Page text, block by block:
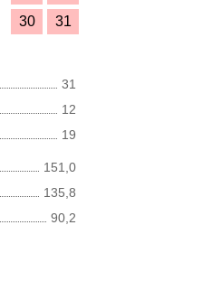
30 31
31
12
19
151,0
135,8
90,2